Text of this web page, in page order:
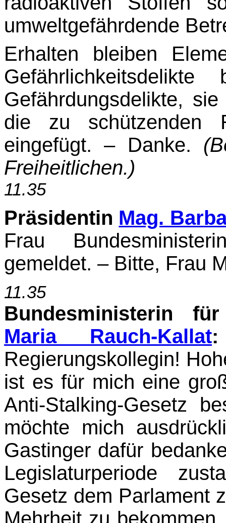
umweltgefährdende
Erhalten bleiben
Gefährlichkeitsdelikte
Gefährdungsdelikte,
die zu schützenden
eingefügt. – Danke.
Freiheitlichen.)
11.35
Präsidentin Mag.
Frau
gemeldet. – Bitte, Frau
11.35
Bundesministerin
Maria Rauch-Kallat:
Regierungskollegin!
ist es für mich eine
Anti-Stalking-Gesetz
möchte mich
Gastinger dafür
Legislaturperiode
Gesetz dem Parlament